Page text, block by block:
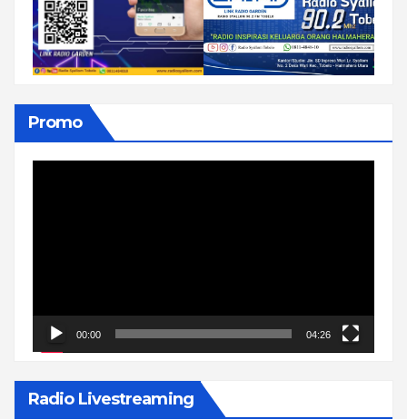
Promo
00:00 04:26
Radio Livestreaming